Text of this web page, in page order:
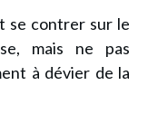
se contrer sur le
mais ne pas
à dévier de la